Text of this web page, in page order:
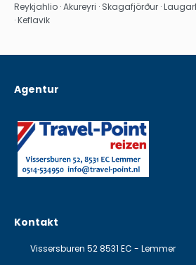
Reykjahlio · Akureyri · Skagafjörður ·
· Keflavik
Agentur
Kontakt
Vissersburen 52 8531 EC - Lemmer